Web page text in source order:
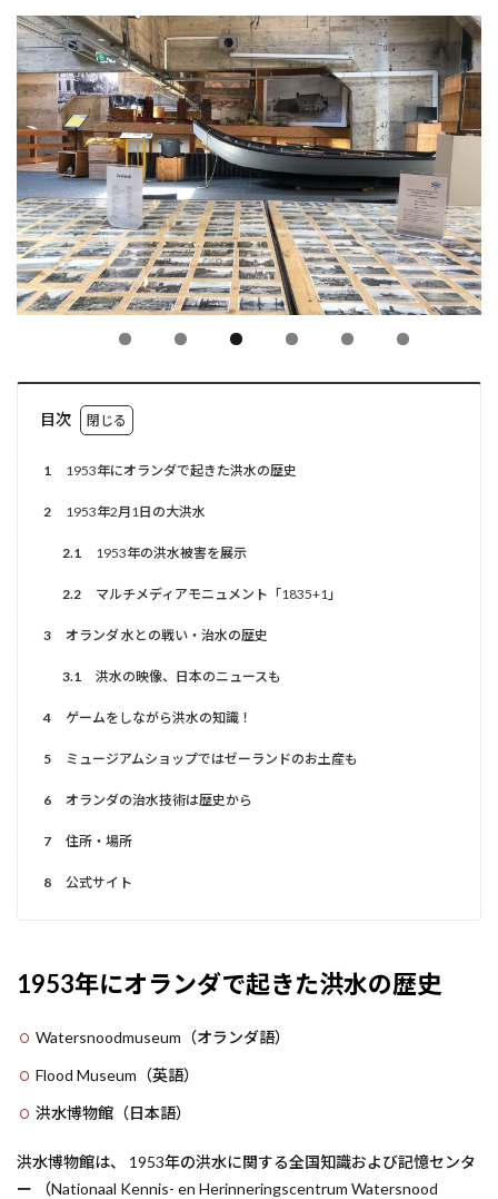
目次
1 1953年にオランダで起きた洪水の歴史
2 1953年2月1日の大洪水
2.1 1953年の洪水被害を展示
2.2 マルチメディアモニュメント「1835+1」
3 オランダ 水との戦い・治水の歴史
3.1 洪水の映像、日本のニュースも
4 ゲームをしながら洪水の知識！
5 ミュージアムショップではゼーランドのお土産も
6 オランダの治水技術は歴史から
7 住所・場所
8 公式サイト
1953年にオランダで起きた洪水の歴史
Watersnoodmuseum（オランダ語）
Flood Museum（英語）
洪水博物館（日本語）
洪水博物館は、 1953年の洪水に関する全国知識および記憶センタ
ー （Nationaal Kennis- en Herinneringscentrum Watersnood